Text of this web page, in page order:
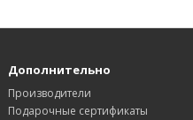
Дополнительно
Производители
Подарочные сертификаты